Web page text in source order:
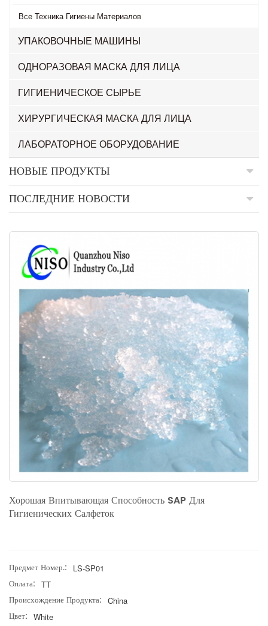
Все Техника Гигиены Материалов
УПАКОВОЧНЫЕ МАШИНЫ
ОДНОРАЗОВАЯ МАСКА ДЛЯ ЛИЦА
ГИГИЕНИЧЕСКОЕ СЫРЬЕ
ХИРУРГИЧЕСКАЯ МАСКА ДЛЯ ЛИЦА
ЛАБОРАТОРНОЕ ОБОРУДОВАНИЕ
НОВЫЕ ПРОДУКТЫ
ПОСЛЕДНИЕ НОВОСТИ
Хорошая Впитывающая Способность SAP Для
Гигиенических Салфеток
Предмет Номер.: LS-SP01
Оплата: TT
Происхождение Продукта: China
Цвет: White